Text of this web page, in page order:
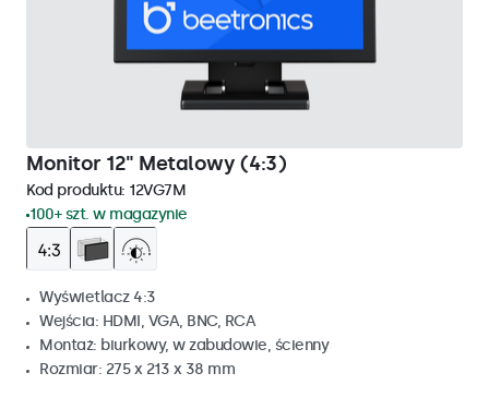
Monitor 12" Metalowy (4:3)
Kod produktu: 12VG7M
100+ szt. w magazynie
Wyświetlacz 4:3
Wejścia: HDMI, VGA, BNC, RCA
Montaż: biurkowy, w zabudowie, ścienny
Rozmiar: 275 x 213 x 38 mm